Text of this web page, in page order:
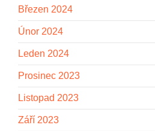
Březen 2024
Únor 2024
Leden 2024
Prosinec 2023
Listopad 2023
Září 2023